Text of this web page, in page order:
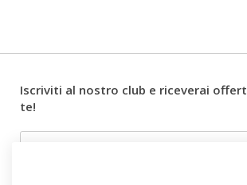
Iscriviti al nostro club e riceverai
te!
Email